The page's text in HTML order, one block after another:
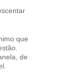
que
de